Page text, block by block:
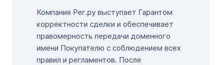
Компания Рег.ру выступает Гарантом
корректности сделки и обеспечивает
правомерность передачи доменного
имени Покупателю с соблюдением всех
правил и регламентов. После